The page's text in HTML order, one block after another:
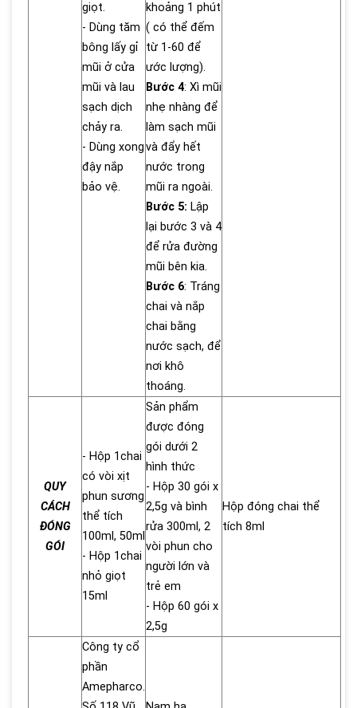
giọt.
- Dùng tăm
bông lấy gỉ
mũi ở cửa
mũi và lau
sạch dịch
chảy ra.
- Dùng xong
đậy nắp
bảo vệ.
khoảng 1 phút
( có thể đếm
từ 1-60 để
ước lượng).
Bước 4: Xì mũi
nhẹ nhàng để
làm sạch mũi
và đẩy hết
nước trong
mũi ra ngoài.
Bước 5: Lập
lại bước 3 và 4
để rửa đường
mũi bên kia.
Bước 6: Tráng
chai và nắp
chai bằng
nước sạch, để
nơi khô
thoáng.
QUY
CÁCH
ĐÓNG
GÓI
- Hộp 1chai
có vòi xịt
phun sương
thể tích
100ml, 50ml
- Hộp 1chai
nhỏ giọt
15ml
Sản phẩm
được đóng
gói dưới 2
hình thức
- Hộp 30 gói x
2,5g và bình
rửa 300ml, 2
vòi phun cho
người lớn và
trẻ em
- Hộp 60 gói x
2,5g
Hộp đóng chai thể
tích 8ml
Công ty cổ
phần
Amepharco.